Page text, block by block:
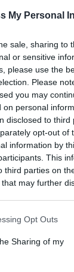
My Personal
sale, sharing to
or sensitive
please use the
Please
you may
on personal
disclosed to third
opt-out of
information by
This
third parties on
that may further
app uses one
behaviour.
and its
purposes
Opt Outs
Sharing of my
csapást
török-tatár
is
oltár és a